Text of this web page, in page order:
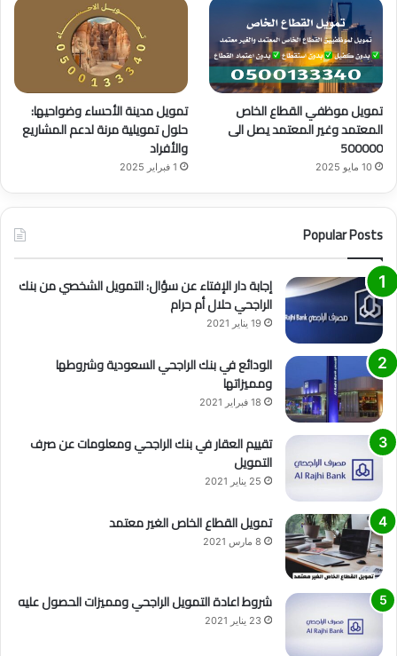
تمويل موظفي القطاع الخاص
المعتمد وغير المعتمد يصل الى
500000
10 مايو 2025
تمويل مدينة الأحساء وضواحيها:
حلول تمويلية مرنة لدعم المشاريع
والأفراد
1 فبراير 2025
Popular Posts
إجابة دار الإفتاء عن سؤال: التمويل الشخصي من بنك
الراجحي حلال أم حرام
19 يناير 2021
الودائع في بنك الراجحي السعودية وشروطها
ومميزاتها
18 فبراير 2021
تقييم العقار في بنك الراجحي ومعلومات عن صرف
التمويل
25 يناير 2021
تمويل القطاع الخاص الغير معتمد
8 مارس 2021
شروط اعادة التمويل الراجحي ومميزات الحصول عليه
23 يناير 2021